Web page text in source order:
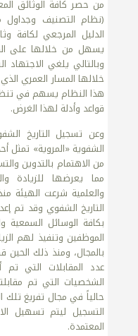
من حصر كافة الوثائق
(نظام التصنيف وجداول
الدليل المرجعي لكافة
يسهل من خلالها على
وبالتالي يلغي
خلالها المسار العمري
هذا النظام يسهم في
قواعد وأدلة لهذا الغرض.
وعن تسجيل التاريخ
الشفوية «المروية» تمثل
من الاهتمام بالتدوين
مما يعرضها للزيادة
التاريخ الشفوي وقد تم
بكافة الوسائل السمعية
الموظفين وتنفيذ لهم
بالمجال، ومنذ ذلك
حالياً في مجال تفريغ تلك
التسجيل ليتم تسهيل
المعتمدة.